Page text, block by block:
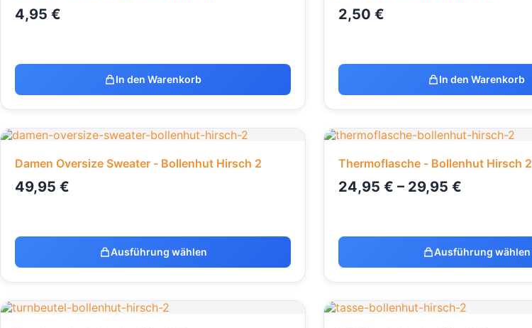
4,95 €
In den Warenkorb
2,50€
In den Warenkorb
Damen Oversize Sweater - Bollenhut Hirsch 2
49,95 €
Ausführung wählen
Thermoflasche - Bollenhut Hirsch 2
24,95€ – 29,95€
Ausführung wählen